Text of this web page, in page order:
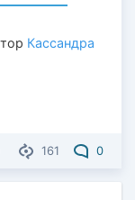
Кассандра
161 0